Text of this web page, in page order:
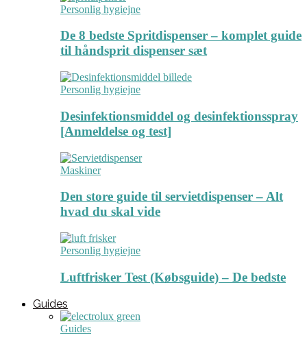
Personlig hygiejne
De 8 bedste Spritdispenser – komplet guide
til håndsprit dispenser sæt
Personlig hygiejne
Desinfektionsmiddel og desinfektionsspray
[Anmeldelse og test]
Maskiner
Den store guide til servietdispenser – Alt
hvad du skal vide
Personlig hygiejne
Luftfrisker Test (Købsguide) – De bedste
Guides
Guides